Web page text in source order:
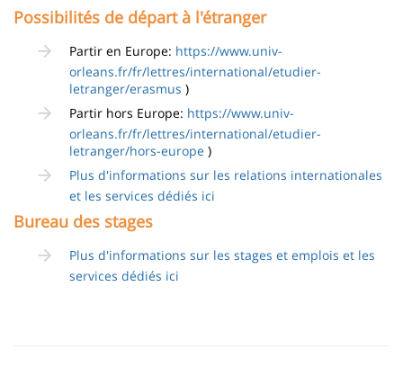
Possibilités de départ à l'étranger
Partir en Europe: https://www.univ-
orleans.fr/fr/lettres/international/etudier-
letranger/erasmus )
Partir hors Europe: https://www.univ-
orleans.fr/fr/lettres/international/etudier-
letranger/hors-europe )
Plus d'informations sur les relations internationales
et les services dédiés ici
Bureau des stages
Plus d'informations sur les stages et emplois et les
services dédiés ici